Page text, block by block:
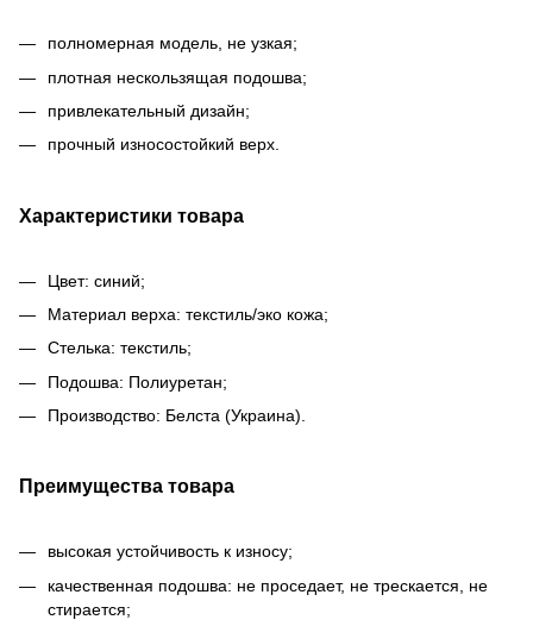
полномерная модель, не узкая;
плотная нескользящая подошва;
привлекательный дизайн;
прочный износостойкий верх.
Характеристики товара
Цвет: синий;
Материал верха: текстиль/эко кожа;
Стелька: текстиль;
Подошва: Полиуретан;
Производство: Белста (Украина).
Преимущества товара
высокая устойчивость к износу;
качественная подошва: не проседает, не трескается, не
стирается;